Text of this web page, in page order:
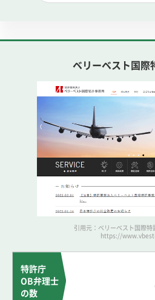
ベリーベスト国際
引用元：ベリーベスト国際特
https://
特許庁
OB弁理士
の数